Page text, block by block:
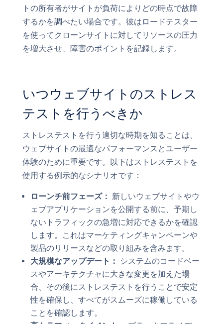
トの所有者がサイトが負荷によりどの時点で故障
するかを調べたい場合です。彼はロードテスター
を使ってクローンサイトに対してリソースの圧力
を増大させ、障害のポイントを記録します。
いつウェブサイトのストレス
テストを行うべきか
ストレステストを行う適切な時期を知ることは、
ウェブサイトの最適なパフォーマンスとユーザー
体験のために重要です。以下はストレステストを
使用する例示的なシナリオです：
ローンチ前フェーズ： 新しいウェブサイトやウ
ェブアプリケーションを公開する前に、予期し
ないトラフィックの急増に対応できるかを確認
します。これはマーケティングキャンペーンや
製品のリリースなどの取り組みを含みます。
大規模なアップデート：
システムのコードベー
スやアーキテクチャに大きな変更を加えた場
合、その後にストレステストを行うことで安定
性を確保し、すべてがスムーズに稼働している
ことを確認します。